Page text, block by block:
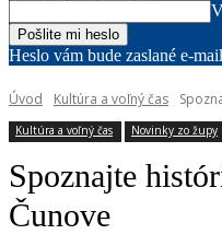
Heslo vám bude zaslané e-
Úvod Kultúra a voľný čas
Kultúra a voľný čas Novinky zo župy
Spoznajte
Čunove